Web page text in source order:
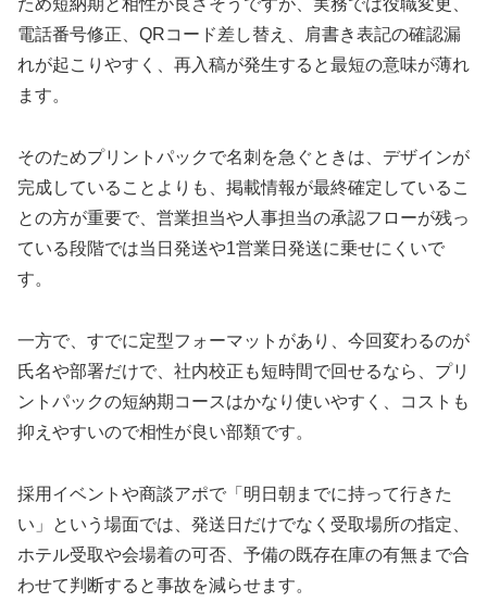
ため短納期と相性が良さそうですが、実務では役職変更、
電話番号修正、QRコード差し替え、肩書き表記の確認漏
れが起こりやすく、再入稿が発生すると最短の意味が薄れ
ます。
そのためプリントパックで名刺を急ぐときは、デザインが
完成していることよりも、掲載情報が最終確定しているこ
との方が重要で、営業担当や人事担当の承認フローが残っ
ている段階では当日発送や1営業日発送に乗せにくいで
す。
一方で、すでに定型フォーマットがあり、今回変わるのが
氏名や部署だけで、社内校正も短時間で回せるなら、プリ
ントパックの短納期コースはかなり使いやすく、コストも
抑えやすいので相性が良い部類です。
採用イベントや商談アポで「明日朝までに持って行きた
い」という場面では、発送日だけでなく受取場所の指定、
ホテル受取や会場着の可否、予備の既存在庫の有無まで合
わせて判断すると事故を減らせます。